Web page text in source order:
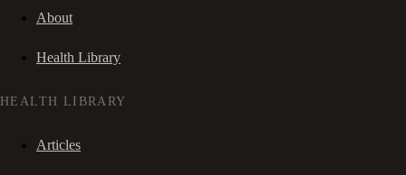
About
Health Library
HEALTH LIBRARY
Articles